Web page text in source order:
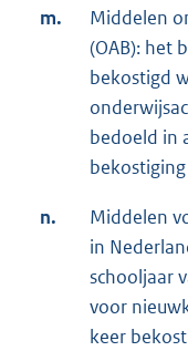
m.
Middelen
(OAB): het
bekostigd
bedoeld in
n.
Middelen
in
schooljaar
voor
keer